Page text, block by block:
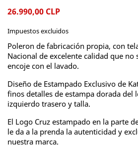
26.990,00 CLP
Impuestos excluidos
Poleron de fabricación propia, con
Nacional de excelente calidad que no
encoje con el lavado.
Diseño de Estampado Exclusivo de
finos detalles de estampa dorada del
izquierdo trasero y talla.
El Logo Cruz estampado en la parte
le da a la prenda la autenticidad y
nuestra marca.